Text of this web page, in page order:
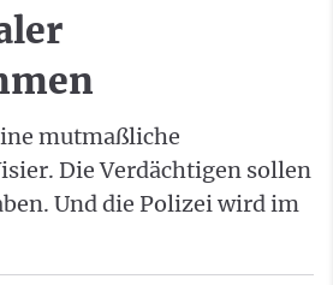
mutmaßliche
Die Verdächtigen sollen
Und die Polizei wird im